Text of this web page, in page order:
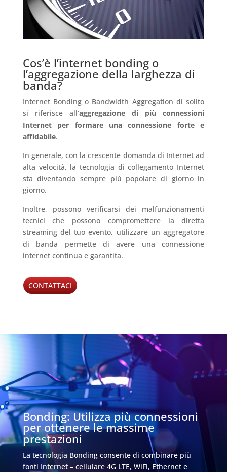
Cos’è l’internet bonding o
l’aggregazione della larghezza di
banda?
Internet Bonding o Bandwidth Aggregation di solito
si riferisce all’aggregazione di più connessioni
Internet per formare una connessione forte e
affidabile.
In generale, con la crescente domanda di Internet ad
alta velocità, la tecnologia di collegamento Internet
sta diventando sempre più popolare di giorno in
giorno.
Inoltre, possono verificarsi dei malfunzionamenti
tecnici che possono compromettere la diretta
streaming del tuo evento, utilizzare un aggregatore
di banda permette di avere una connessione
internet continua e garantita.
CONTATTACI
Bonding: Utilizza più connessioni
per ottenere le massime
prestazioni
La tecnologia Bonding consente di combinare più
fonti Internet – cellulare 4G LTE, WiFi, Ethernet e